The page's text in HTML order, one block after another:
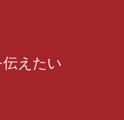
えたい